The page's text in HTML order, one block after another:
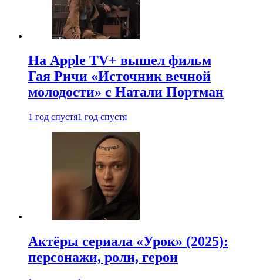
На Apple TV+ вышел фильм
Гая Ричи «Источник вечной
молодости» с Натали Портман
1 год спустя1 год спустя
Актёры сериала «Урок» (2025):
персонажи, роли, герои